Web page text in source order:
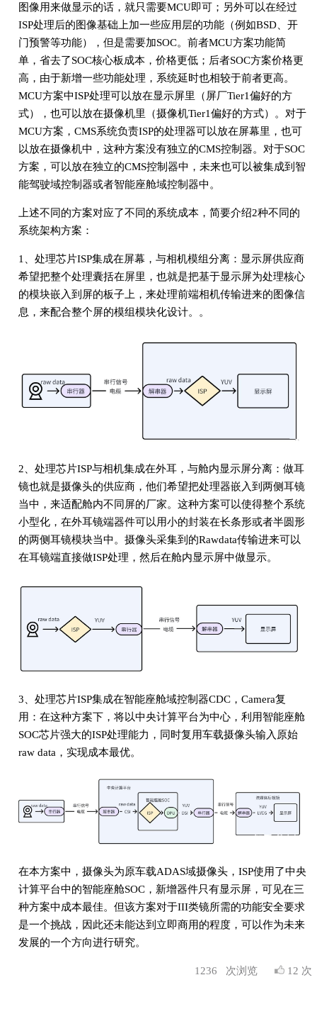
图像用来做显示的话，就只需要MCU即可；另外可以在经过
ISP处理后的图像基础上加一些应用层的功能（例如BSD、开
门预警等功能），但是需要加SOC。前者MCU方案功能简
单，省去了SOC核心板成本，价格更低；后者SOC方案价格更
高，由于新增一些功能处理，系统延时也相较于前者更高。
MCU方案中ISP处理可以放在显示屏里（屏厂Tier1偏好的方
式），也可以放在摄像机里（摄像机Tier1偏好的方式）。对于
MCU方案，CMS系统负责ISP的处理器可以放在屏幕里，也可
以放在摄像机中，这种方案没有独立的CMS控制器。对于SOC
方案，可以放在独立的CMS控制器中，未来也可以被集成到智
能驾驶域控制器或者智能座舱域控制器中。
上述不同的方案对应了不同的系统成本，简要介绍2种不同的
系统架构方案：
1、处理芯片ISP集成在屏幕，与相机模组分离：显示屏供应商
希望把整个处理囊括在屏里，也就是把基于显示屏为处理核心
的模块嵌入到屏的板子上，来处理前端相机传输进来的图像信
息，来配合整个屏的模组模块化设计。。
2、处理芯片ISP与相机集成在外耳，与舱内显示屏分离：做耳
镜也就是摄像头的供应商，他们希望把处理器嵌入到两侧耳镜
当中，来适配舱内不同屏的厂家。这种方案可以使得整个系统
小型化，在外耳镜端器件可以用小的封装在长条形或者半圆形
的两侧耳镜模块当中。摄像头采集到的Rawdata传输进来可以
在耳镜端直接做ISP处理，然后在舱内显示屏中做显示。
3、处理芯片ISP集成在智能座舱域控制器CDC，Camera复
用：在这种方案下，将以中央计算平台为中心，利用智能座舱
SOC芯片强大的ISP处理能力，同时复用车载摄像头输入原始
raw data，实现成本最优。
在本方案中，摄像头为原车载ADAS域摄像头，ISP使用了中央
计算平台中的智能座舱SOC，新增器件只有显示屏，可见在三
种方案中成本最佳。但该方案对于III类镜所需的功能安全要求
是一个挑战，因此还未能达到立即商用的程度，可以作为未来
发展的一个方向进行研究。
1236 次浏览 12 次